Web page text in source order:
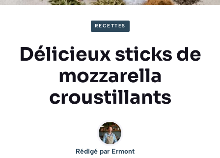
RECETTES
Délicieux sticks de
mozzarella
croustillants
Rédigé par Ermont